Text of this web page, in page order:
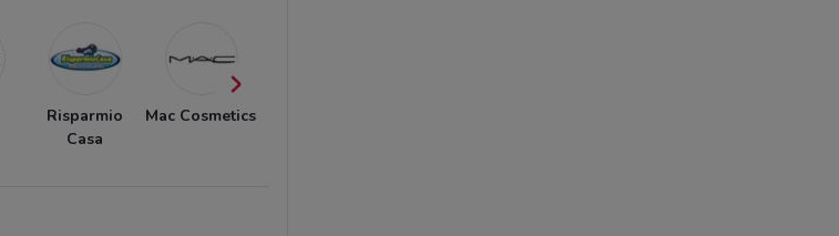
Risparmio
Casa
Mac Cosmetics